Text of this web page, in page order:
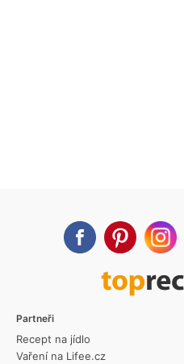
Partneři
Recept na jídlo
Vaření na Lifee.cz